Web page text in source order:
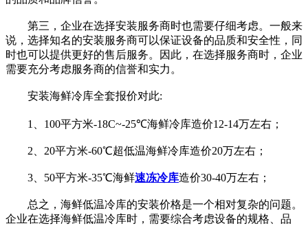
第三，企业在选择安装服务商时也需要仔细考虑。一般来
说，选择知名的安装服务商可以保证设备的品质和安全性，同
时也可以提供更好的售后服务。因此，在选择服务商时，企业
需要充分考虑服务商的信誉和实力。
安装海鲜冷库全套报价对此:
1、100平方米-18C~-25℃海鲜冷库造价12-14万左右；
2、20平方米-60℃超低温海鲜冷库造价20万左右；
3、50平方米-35℃海鲜速冻冷库造价30-40万左右；
总之，海鲜低温冷库的安装价格是一个相对复杂的问题。
企业在选择海鲜低温冷库时，需要综合考虑设备的规格、品